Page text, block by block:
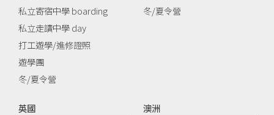
私立寄宿中學 boarding
私立走讀中學 day
打工遊學/進修證照
遊學團
冬/夏令營
冬/夏令營
英國
澳洲